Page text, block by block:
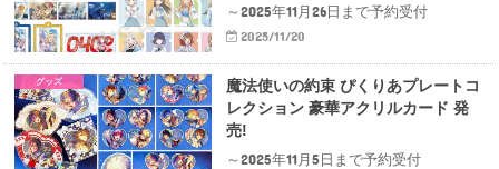
～2025年11月26日まで予約受付
2025/11/20
グッズ
魔法使いの約束 ぴくりあプレートコ
レクション 豪華アクリルカード 発
売!
～2025年11月5日まで予約受付